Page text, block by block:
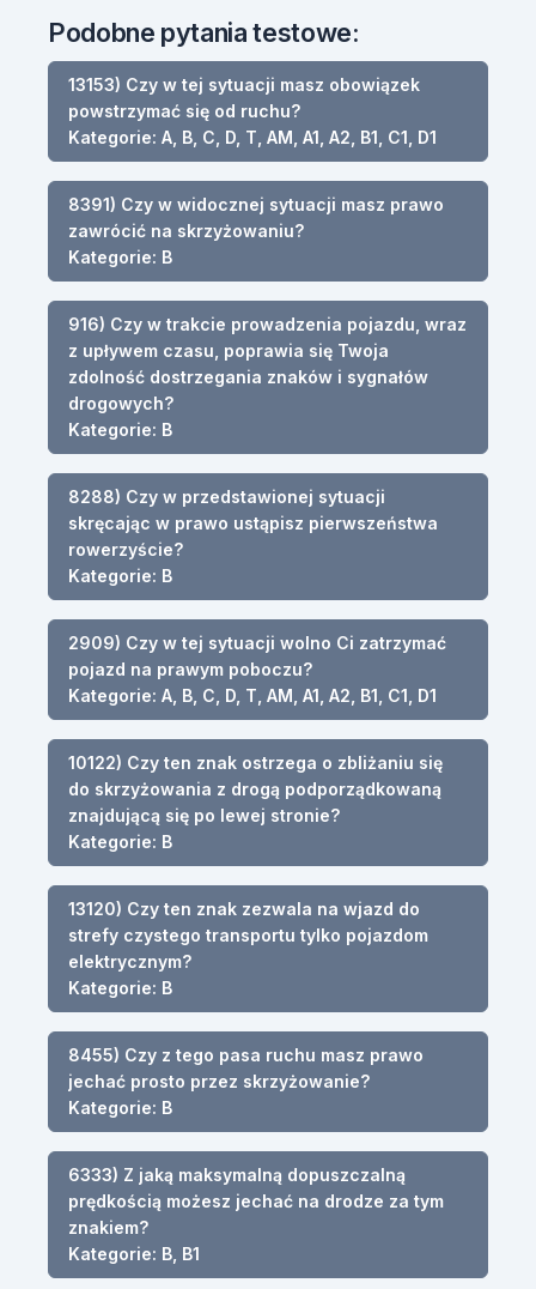
Podobne pytania testowe:
13153) Czy w tej sytuacji masz obowiązek
powstrzymać się od ruchu?
Kategorie: A, B, C, D, T, AM, A1, A2, B1, C1, D1
8391) Czy w widocznej sytuacji masz prawo
zawrócić na skrzyżowaniu?
Kategorie: B
916) Czy w trakcie prowadzenia pojazdu, wraz
z upływem czasu, poprawia się Twoja
zdolność dostrzegania znaków i sygnałów
drogowych?
Kategorie: B
8288) Czy w przedstawionej sytuacji
skręcając w prawo ustąpisz pierwszeństwa
rowerzyście?
Kategorie: B
2909) Czy w tej sytuacji wolno Ci zatrzymać
pojazd na prawym poboczu?
Kategorie: A, B, C, D, T, AM, A1, A2, B1, C1, D1
10122) Czy ten znak ostrzega o zbliżaniu się
do skrzyżowania z drogą podporządkowaną
znajdującą się po lewej stronie?
Kategorie: B
13120) Czy ten znak zezwala na wjazd do
strefy czystego transportu tylko pojazdom
elektrycznym?
Kategorie: B
8455) Czy z tego pasa ruchu masz prawo
jechać prosto przez skrzyżowanie?
Kategorie: B
6333) Z jaką maksymalną dopuszczalną
prędkością możesz jechać na drodze za tym
znakiem?
Kategorie: B, B1